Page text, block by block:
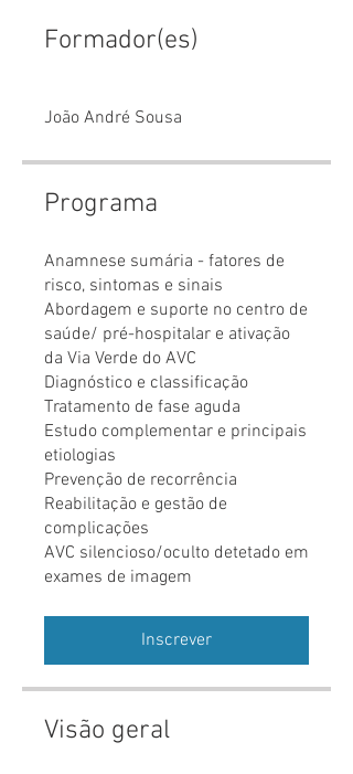
Formador(es)
João André Sousa
Programa
Anamnese sumária - fatores de
risco, sintomas e sinais
Abordagem e suporte no centro de
saúde/ pré-hospitalar e ativação
da Via Verde do AVC
Diagnóstico e classificação
Tratamento de fase aguda
Estudo complementar e principais
etiologias
Prevenção de recorrência
Reabilitação e gestão de
complicações
AVC silencioso/oculto detetado em
exames de imagem
Inscrever
Visão geral